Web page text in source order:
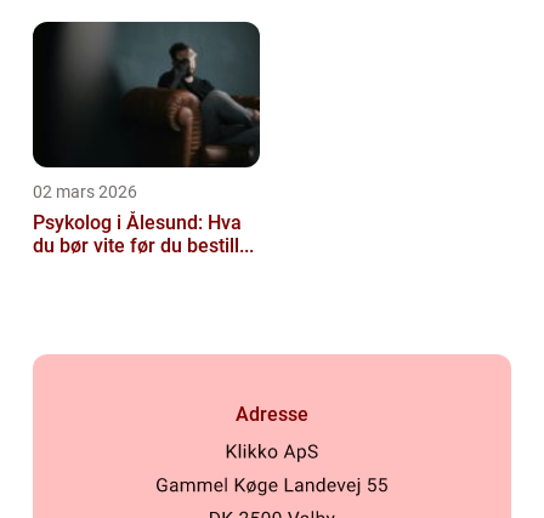
02 mars 2026
Psykolog i Ålesund: Hva
du bør vite før du bestill...
Adresse